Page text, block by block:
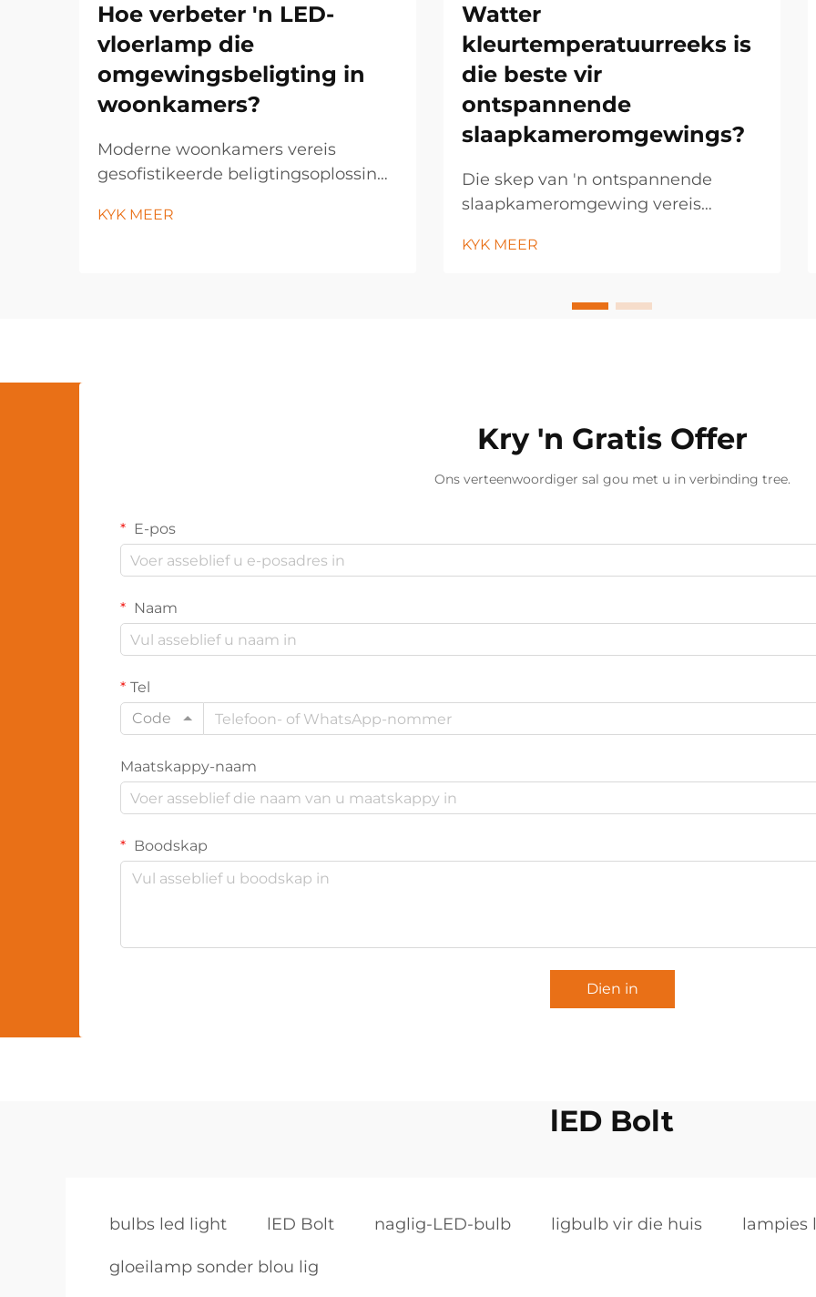
Hoe verbeter 'n LED-
vloerlamp die
omgewingsbeligting in
woonkamers?
Moderne woonkamers vereis
gesofistikeerde beligtingsoplossings
estetiese aantreklikheid verbeter. 'n
KYK MEER
Watter
kleurtemperatuurreeks is
die beste vir
ontspannende
slaapkameromgewings?
Die skep van 'n ontspannende
slaapkameromgewing vereis
faktore, waarvan beligting een van
wat slaapkwaliteit en algehele
KYK MEER
Kry 'n Gratis Offer
Ons verteenwoordiger sal gou met u in verbinding tree.
E-pos
Naam
Tel
Code
Maatskappy-naam
Boodskap
Dien in
lED Bolt
bulbs led light lED Bolt naglig-LED-bulb ligbulb vir die huis lampies
gloeilamp sonder blou lig